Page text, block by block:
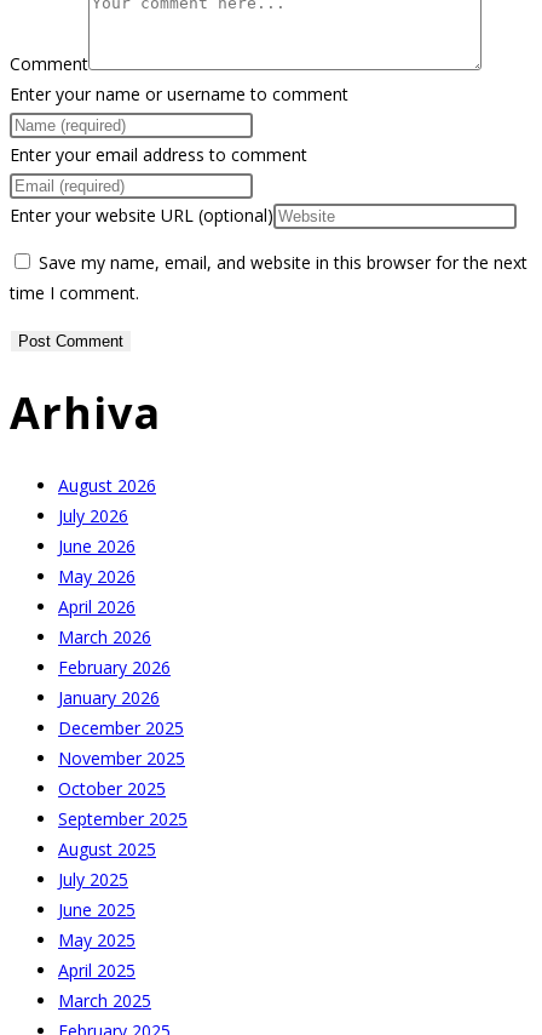
Comment
Enter your name or username to comment
Enter your email address to comment
Enter your website URL (optional)
Save my name, email, and website in this browser for the next
time I comment.
Arhiva
August 2026
July 2026
June 2026
May 2026
April 2026
March 2026
February 2026
January 2026
December 2025
November 2025
October 2025
September 2025
August 2025
July 2025
June 2025
May 2025
April 2025
March 2025